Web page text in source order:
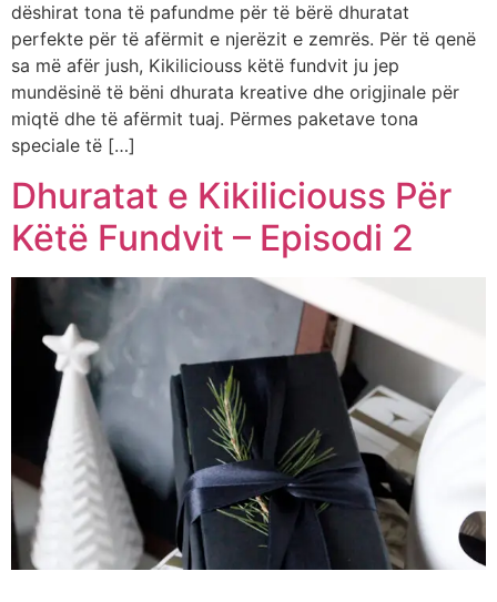
dëshirat tona të pafundme për të bërë dhuratat
perfekte për të afërmit e njerëzit e zemrës. Për të qenë
sa më afër jush, Kikiliciouss këtë fundvit ju jep
mundësinë të bëni dhurata kreative dhe origjinale për
miqtë dhe të afërmit tuaj. Përmes paketave tona
speciale të […]
Dhuratat e Kikiliciouss Për
Këtë Fundvit – Episodi 2